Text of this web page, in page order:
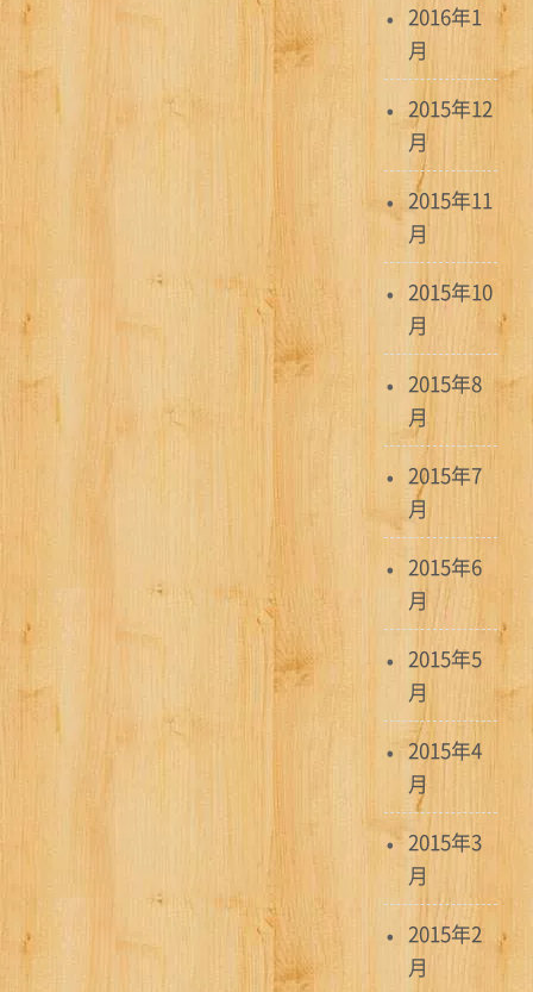
2016年1
月
2015年12
月
2015年11
月
2015年10
月
2015年8
月
2015年7
月
2015年6
月
2015年5
月
2015年4
月
2015年3
月
2015年2
月